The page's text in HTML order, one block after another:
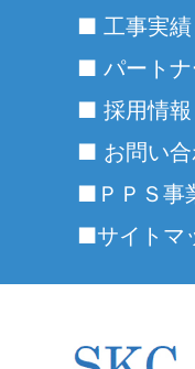
■ 工事実績
■ パートナ
■ 採用情報
■ お問い合
■ＰＰＳ事
■サイトマ